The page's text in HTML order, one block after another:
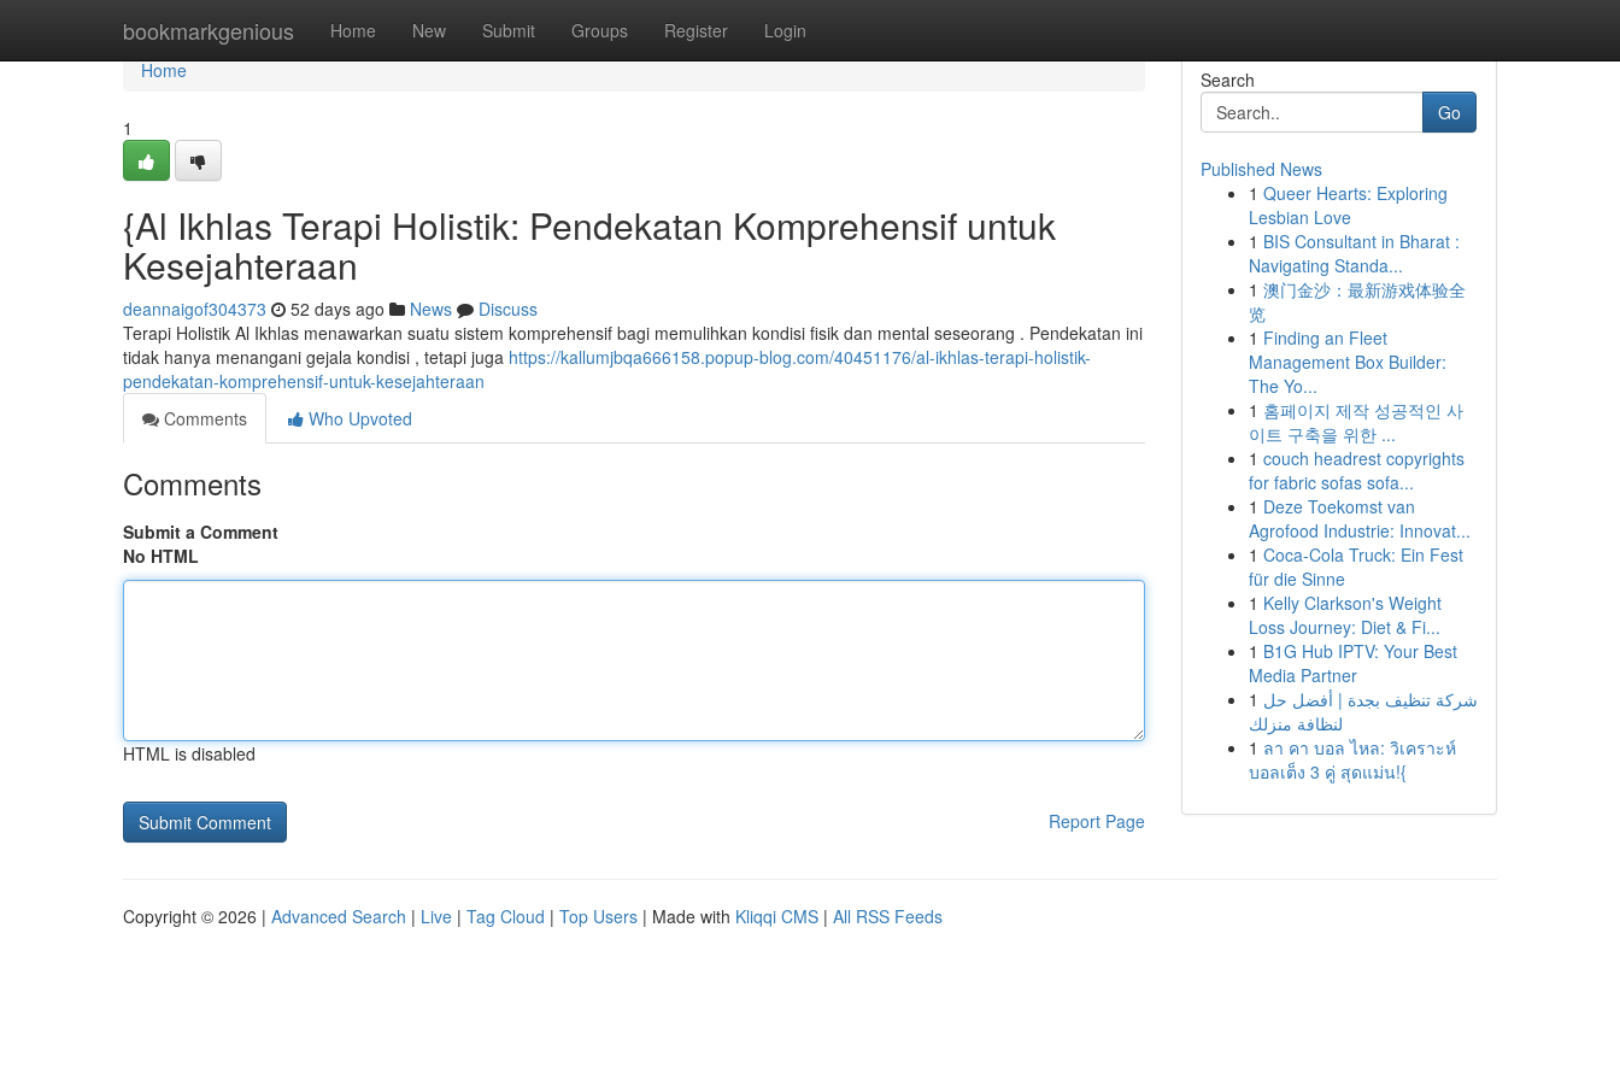
bookmarkgenious Home New Submit Groups Register Login
Home
Home
1
{Al Ikhlas Terapi Holistik: Pendekatan Komprehensif untuk
Kesejahteraan
deannaigof304373 52 days ago News
Discuss
Terapi Holistik Al Ikhlas menawarkan suatu sistem komprehensif bagi memulihkan kondisi fisik dan mental seseorang . Pendekatan ini
tidak hanya menangani gejala kondisi , tetapi juga https://kallumjbqa666158.popup-blog.com/40451176/al-ikhlas-terapi-holistik-
pendekatan-komprehensif-untuk-kesejahteraan
Comments
Who Upvoted
Comments
Submit a Comment
No HTML
HTML is disabled
Report Page
Search
Go
Published News
1 Queer Hearts: Exploring
Lesbian Love
1 BIS Consultant in Bharat :
Navigating Standa...
1 澳门金沙：最新游戏体验全
览
1 Finding an Fleet
Management Box Builder:
The Yo...
1 홈페이지 제작 성공적인 사
이트 구축을 위한 ...
1 couch headrest copyrights
for fabric sofas sofa...
1 Deze Toekomst van
Agrofood Industrie: Innovat...
1 Coca-Cola Truck: Ein Fest
für die Sinne
1 Kelly Clarkson's Weight
Loss Journey: Diet & Fi...
1 B1G Hub IPTV: Your Best
Media Partner
1 شركة تنظيف بجدة | أفضل حل
لنظافة منزلك
1 ลา คา บอล ไหล: วิเคราะห์
บอลเต็ง 3 คู่ สุดแม่น!{
Copyright © 2026 | Advanced Search | Live | Tag Cloud | Top Users | Made with Kliqqi CMS | All RSS Feeds